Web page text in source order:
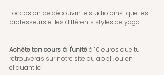
L'occasion de découvrir le studio ainsi que les
professeurs et les différents styles de yoga.
Achète ton cours à  l'unité à 10 euros que tu
retrouveras sur notre site ou appli, ou en
cliquant ici